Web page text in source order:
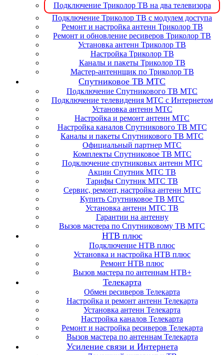
Подключение Триколор ТВ на два телевизора
Подключение Триколор ТВ с модулем доступа
Ремонт и настройка антенн Триколор ТВ
Ремонт и обновление ресиверов Триколор ТВ
Установка антенн Триколор ТВ
Настройка Триколор ТВ
Каналы и пакеты Триколор ТВ
Мастер-антеннщик по Триколор ТВ
Спутниковое ТВ МТС
Подключение Спутникового ТВ МТС
Подключение телевидения МТС с Интернетом
Установка антенн МТС
Настройка и ремонт антенн МТС
Настройка каналов Спутникового ТВ МТС
Каналы и пакеты Спутникового ТВ МТС
Официальный партнер МТС
Комплекты Спутниковое ТВ МТС
Подключение спутниковых антенн МТС
Акции Спутник МТС ТВ
Тарифы Спутник МТС ТВ
Сервис, ремонт, настройка антенн МТС
Купить Спутниковое ТВ МТС
Установка антенн МТС ТВ
Гарантии на антенну
Вызов мастера по Спутниковому ТВ МТС
НТВ плюс
Подключение НТВ плюс
Установка и настройка НТВ плюс
Ремонт НТВ плюс
Вызов мастера по антеннам НТВ+
Телекарта
Обмен ресиверов Телекарта
Настройка и ремонт антенн Телекарта
Установка антенн Телекарта
Настройка каналов Телекарта
Ремонт и настройка ресиверов Телекарта
Вызов мастера по антеннам Телекарта
Усиление связи и Интернета